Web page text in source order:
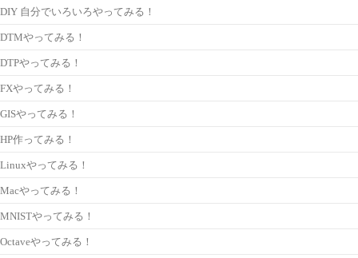
DIY 自分でいろいろやってみる！
DTMやってみる！
DTPやってみる！
FXやってみる！
GISやってみる！
HP作ってみる！
Linuxやってみる！
Macやってみる！
MNISTやってみる！
Octaveやってみる！